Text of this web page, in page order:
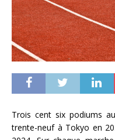
Trois cent six podiums
trente-neuf à Tokyo en